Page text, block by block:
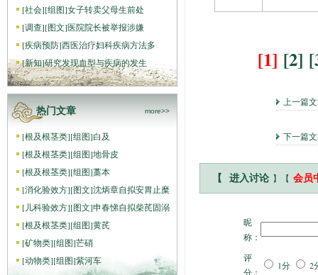
[社会][组图]女子转卖父母生前处
[调查][图文]医院院长被举报涉嫌
[疾病预防]西医治疗妇科疾病方法多
[新知]研究发现血型与疾病的发生
热门文章 more>>
[根及根茎类][组图]白及
[根及根茎类][组图]地骨皮
[根及根茎类][组图]藁本
[消化验效方][图文]沈炳章自拟安胃止糜
[儿科验效方][图文]申春悌自拟柴芪固溺
[根及根茎类][组图]黄芪
[矿物类][组图]芒硝
[动物类][组图]紫河车
[1] [2]
上一篇
下一篇
【 进入讨论 】【 会员
昵
称：
评
分：
1分 2